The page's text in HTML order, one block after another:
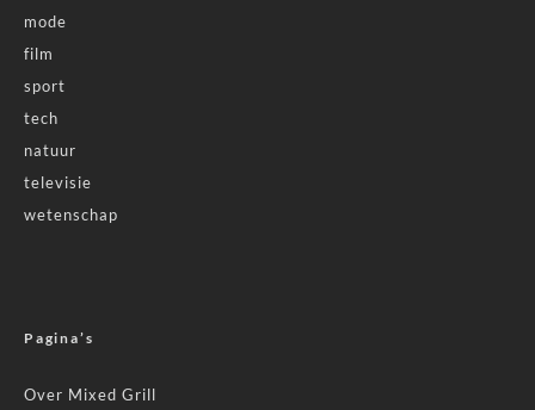
mode
film
sport
tech
natuur
televisie
wetenschap
Pagina’s
Over Mixed Grill